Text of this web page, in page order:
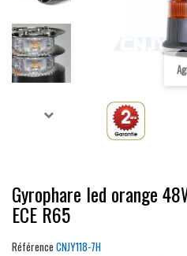
Gyrophare led orange
ECE R65
Référence CNJY118-7H